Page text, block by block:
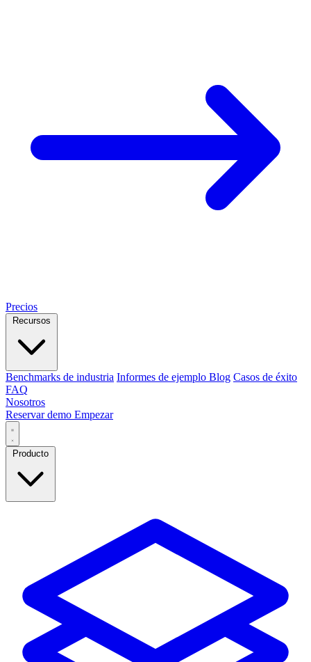
Precios
Benchmarks de industria Informes de ejemplo Blog Casos de éxito
FAQ
Nosotros
Reservar demo Empezar